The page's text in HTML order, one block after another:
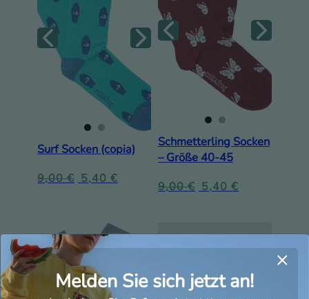
Surf Socken (copia)
9,00€ 5,40 €
Schmetterling Socken
– Größe 40-45
9,00€ 5,40 €
Melden Sie sich jetzt an!